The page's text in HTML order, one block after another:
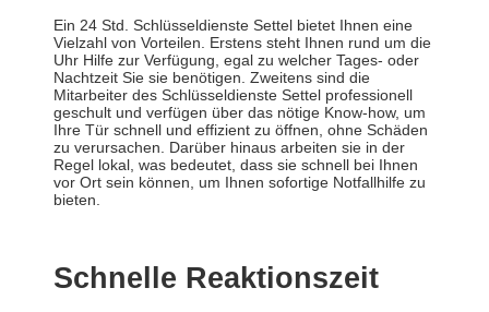
Ein 24 Std. Schlüsseldienste Settel bietet Ihnen eine
Vielzahl von Vorteilen. Erstens steht Ihnen rund um die
Uhr Hilfe zur Verfügung, egal zu welcher Tages- oder
Nachtzeit Sie sie benötigen. Zweitens sind die
Mitarbeiter des Schlüsseldienste Settel professionell
geschult und verfügen über das nötige Know-how, um
Ihre Tür schnell und effizient zu öffnen, ohne Schäden
zu verursachen. Darüber hinaus arbeiten sie in der
Regel lokal, was bedeutet, dass sie schnell bei Ihnen
vor Ort sein können, um Ihnen sofortige Notfallhilfe zu
bieten.
Schnelle Reaktionszeit